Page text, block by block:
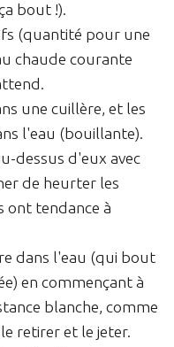
bout !).
(quantité pour une
chaude courante
une cuillère, et les
l'eau (bouillante).
dessus d'eux avec
de heurter les
ont tendance à
dans l'eau (qui bout
en commençant à
blanche, comme
retirer et le jeter.